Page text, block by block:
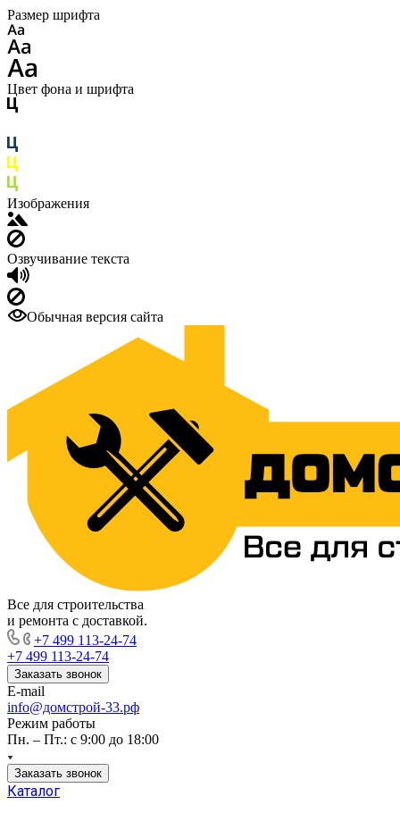
Размер шрифта
Цвет фона и шрифта
Изображения
Озвучивание текста
Обычная версия сайта
Все для строительства
и ремонта с доставкой.
+7 499 113-24-74
+7 499 113-24-74
Заказать звонок
E-mail
info@домстрой-33.рф
Режим работы
Пн. – Пт.: с 9:00 до 18:00
Заказать звонок
Каталог